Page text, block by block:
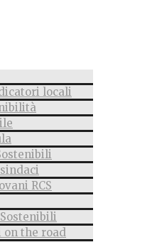
locali
RCS
on the road